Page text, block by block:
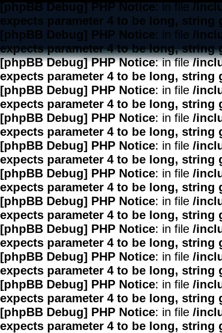
[phpBB Debug] PHP Notice: in file/
expects parameter 4 to be long, string
[phpBB Debug] PHP Notice: in file /
expects parameter 4 to be long, string
[phpBB Debug] PHP Notice: in file/
expects parameter 4 to be long, string
[phpBB Debug] PHP Notice: in file /
expects parameter 4 to be long, string
[phpBB Debug] PHP Notice: in file /
expects parameter 4 to be long, string
[phpBB Debug] PHP Notice: in file /
expects parameter 4 to be long, string
[phpBB Debug] PHP Notice: in file /
expects parameter 4 to be long, string
[phpBB Debug] PHP Notice: in file /
expects parameter 4 to be long, string
[phpBB Debug] PHP Notice: in file /
expects parameter 4 to be long, string
[phpBB Debug] PHP Notice: in file /
expects parameter 4 to be long, string
[phpBB Debug] PHP Notice: in file /
expects parameter 4 to be long, string
[phpBB Debug] PHP Notice: in file /
expects parameter 4 to be long, string